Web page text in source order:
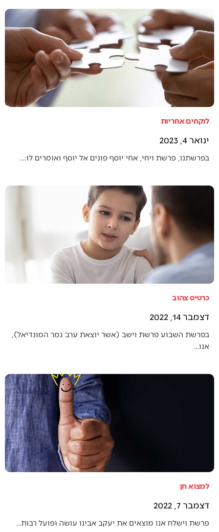
לוקחים אחריות
ינואר 4, 2023
בפרשתנו, פרשת ויחי, אחי יוסף פונים אל יוסף ואומרים לו:…
כרטיס צהוב
דצמבר 14, 2022
בפרשת השבוע פרשת וישב (אשר יוצאת ערב גמר המונדיאל),
אנו…
למצוא חן
דצמבר 7, 2022
פרשת וישלח אנו מוצאים את יעקב אבינו עושה ופועל רבות…